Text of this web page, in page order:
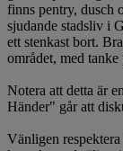
finns pentry, dusch
sjudande stadsliv i
ett stenkast bort.
området, med
Notera att detta är
Händer" går att
Vänligen